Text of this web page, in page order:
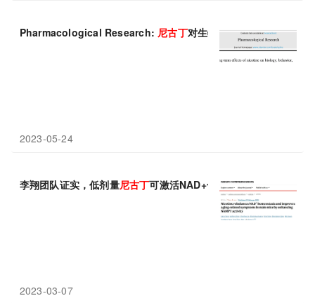
Pharmacological Research: 尼古丁对生物、行为和健康的表观
2023-05-24
李翔团队证实，低剂量尼古丁可激活NAD+合成、延缓衰老
2023-03-07